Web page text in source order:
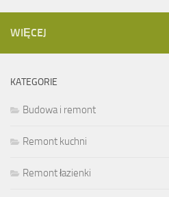
WIĘCEJ
KATEGORIE
Budowa i remont
Remont kuchni
Remont łazienki